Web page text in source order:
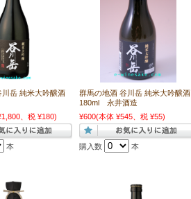
岳 純米大吟醸酒
、税 ¥180)
本
群馬の地酒 谷川岳 純米大吟醸酒
180ml 永井酒造
¥600(本体 ¥545、税 ¥55)
購入数 本